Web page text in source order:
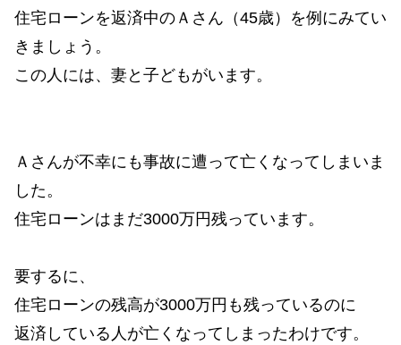
住宅ローンを返済中のＡさん（45歳）を例にみてい
きましょう。
この人には、妻と子どもがいます。
Ａさんが不幸にも事故に遭って亡くなってしまいま
した。
住宅ローンはまだ3000万円残っています。
要するに、
住宅ローンの残高が3000万円も残っているのに
返済している人が亡くなってしまったわけです。